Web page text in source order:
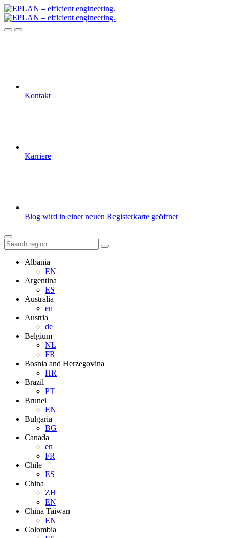
Kontakt
Karriere
Blog wird in einer neuen Registerkarte geöffnet
Albania
EN
Argentina
ES
Australia
en
Austria
de
Belgium
NL
FR
Bosnia and Herzegovina
HR
Brazil
PT
Brunei
EN
Bulgaria
BG
Canada
en
FR
Chile
ES
China
ZH
EN
China Taiwan
EN
Colombia